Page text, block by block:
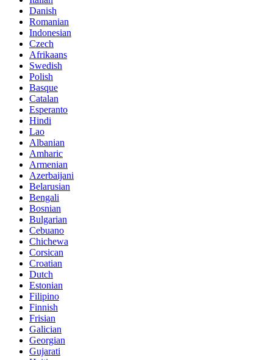
Danish
Romanian
Indonesian
Czech
Afrikaans
Swedish
Polish
Basque
Catalan
Esperanto
Hindi
Lao
Albanian
Amharic
Armenian
Azerbaijani
Belarusian
Bengali
Bosnian
Bulgarian
Cebuano
Chichewa
Corsican
Croatian
Dutch
Estonian
Filipino
Finnish
Frisian
Galician
Georgian
Gujarati